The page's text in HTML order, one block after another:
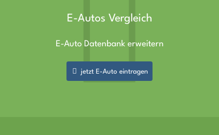
E-Autos Vergleich
E-Auto Datenbank erweitern
jetzt E-Auto eintragen